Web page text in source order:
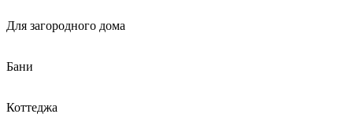
Для загородного дома
Бани
Коттеджа